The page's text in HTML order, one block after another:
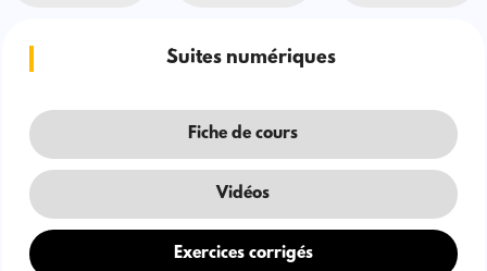
Suites numériques
Fiche de cours
Vidéos
Exercices corrigés